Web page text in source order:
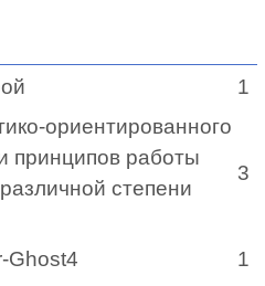
1
ориентированного
принципов работы
степени
3
Ghost4
1